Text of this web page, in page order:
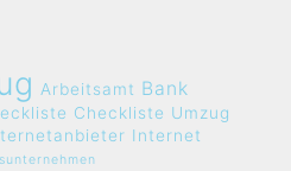
Arbeitsamt Bank
Checkliste Umzug
Internet